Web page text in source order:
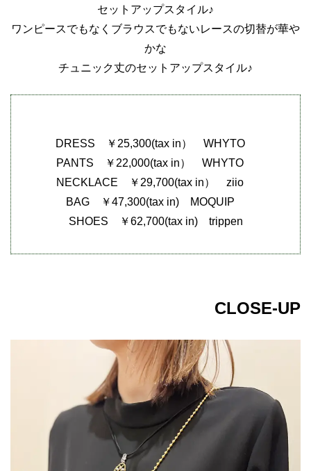
セットアップスタイル♪
ワンピースでもなくブラウスでもないレースの切替が華や
かな
チュニック丈のセットアップスタイル♪
DRESS ￥25,300(tax in） WHYTO
PANTS ￥22,000(tax in） WHYTO
NECKLACE ￥29,700(tax in） ziio
BAG ￥47,300(tax in) MOQUIP
SHOES ￥62,700(tax in) trippen
CLOSE-UP